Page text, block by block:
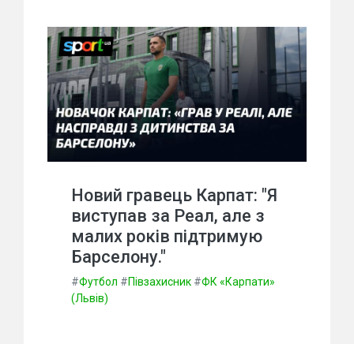
Новий гравець Карпат: "Я
виступав за Реал, але з
малих років підтримую
Барселону."
#Футбол #Півзахисник #ФК «Карпати»
(Львів)